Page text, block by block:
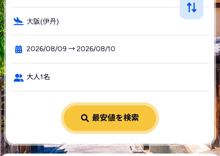
大阪(伊丹)
2026/08/09 → 2026/08/10
大人1名
最安値を検索